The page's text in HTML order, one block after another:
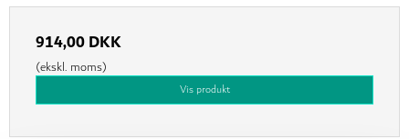
914,00 DKK
(ekskl. moms)
Vis produkt